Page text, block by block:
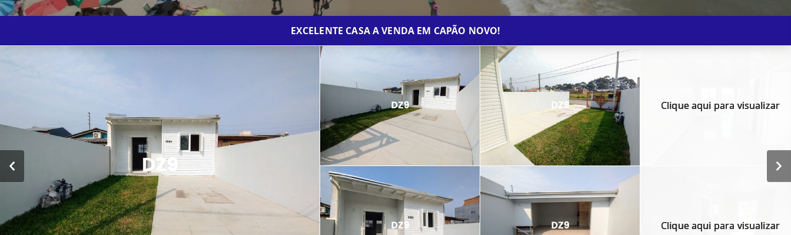
EXCELENTE CASA A VENDA EM CAPÃO NOVO!
Clique aqui para visualizar
Clique aqui para visualizar